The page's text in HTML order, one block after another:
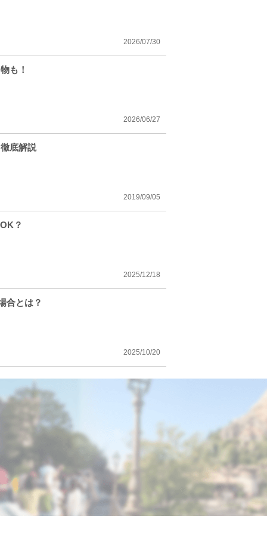
2026/07/30
も！
2026/06/27
底解説
2019/09/05
？
2025/12/18
合とは？
2025/10/20